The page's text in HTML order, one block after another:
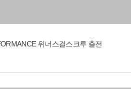
위너스걸스크루 출전